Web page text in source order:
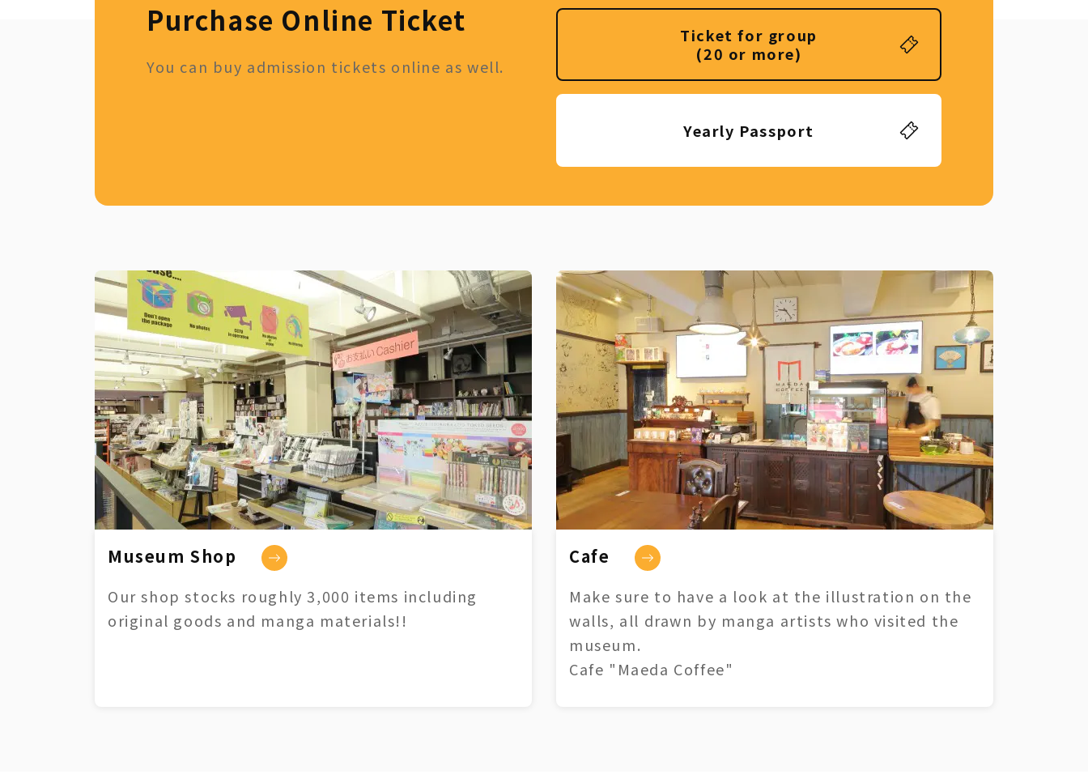
Purchase Online Ticket
You can buy admission tickets online as well.
Ticket for group
(20 or more)
Yearly Passport
Museum Shop
Our shop stocks roughly 3,000 items including
original goods and manga materials!!
Cafe
Make sure to have a look at the illustration on the
walls, all drawn by manga artists who visited the
museum.
Cafe "Maeda Coffee"